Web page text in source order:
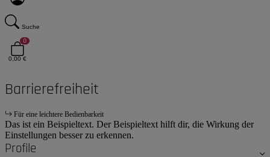
Suche
0
0,00 €
Barrierefreiheit
Für eine leichtere Bedienbarkeit
Das ist ein Beispieltext. Der Beispieltext hilft dir, die Wirkung der
Einstellungen besser zu erkennen.
Profile